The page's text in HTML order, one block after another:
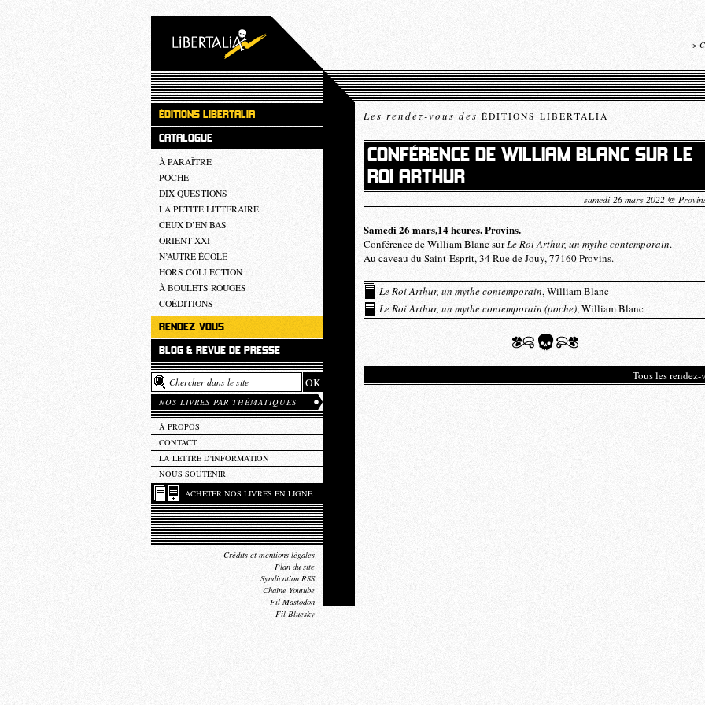
>
ÉDITIONS LIBERTALIA
CATALOGUE
À PARAÎTRE
POCHE
DIX QUESTIONS
LA PETITE LITTÉRAIRE
CEUX D’EN BAS
ORIENT XXI
N’AUTRE ÉCOLE
HORS COLLECTION
À BOULETS ROUGES
COÉDITIONS
RENDEZ-VOUS
BLOG & REVUE DE PRESSE
NOS LIVRES PAR THÉMATIQUES
À PROPOS
CONTACT
LA LETTRE D'INFORMATION
NOUS SOUTENIR
ACHETER NOS LIVRES EN LIGNE
Crédits et mentions légales
Plan du site
Syndication RSS
Chaîne Youtube
Fil Mastodon
Fil Bluesky
Les rendez-vous des ÉDITIONS LIBERTALIA
CONFÉRENCE DE WILLIAM BLANC SUR LE
ROI ARTHUR
samedi 26 mars 2022 @
Samedi 26 mars,14 heures. Provins.
Conférence de William Blanc surLe Roi Arthur, un mythe contemporain.
Au caveau du Saint-Esprit, 34 Rue de Jouy, 77160 Provins.
Le Roi Arthur, un mythe contemporain, William Blanc
Le Roi Arthur, un mythe contemporain (poche), William Blanc
Tous les rendez-